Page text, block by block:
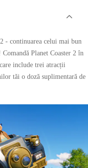
- continuarea celui mai bun
Planet Coaster 2 în
include trei atracții
tăi o doză suplimentară de